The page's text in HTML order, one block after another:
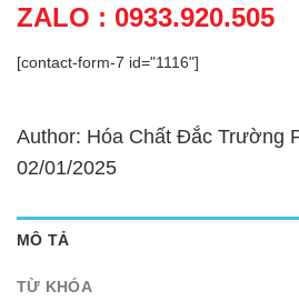
ZALO : 0933.920.505
[contact-form-7 id="1116"]
Author: Hóa Chất Đắc Trường
02/01/2025
MÔ TẢ
TỪ KHÓA